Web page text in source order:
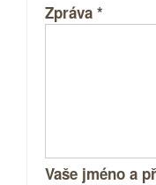
Zpráva *
Vaše jméno a